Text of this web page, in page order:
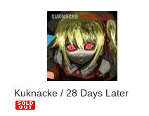
Kuknacke / 28 Days Later